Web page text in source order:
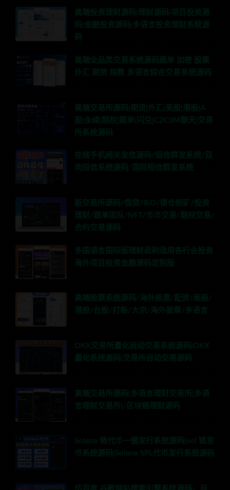
高端投资理财源码|理财源码|项目投资源
码|金融投资源码|多语言投资理财系统源
码
高端全品类交易系统源码跟单 加密 股票
外汇 期货 指数 多语言综合交易系统源码
高端交易所源码|期货|外汇|美股|港股|A
股|永续|期权|跟单|闪兑|C2C|IM聊天|交易
所系统源码
在线手机网关发信源码/短信群发系统/双
向短信系统源码/国际短信群发系统
新交易所源码/借贷/IEO/锁仓挖矿/投资
理财/跟单团队/NFT/币币交易/期权交易/
合约交易源码
多国语言国际版理财返利适用各行业投资
海外项目投资金融源码定制版
高端股票系统源码/海外股票/配资/美股/
港股/台股/打新/大宗/海外股票/多语言
OKX交易所量化自动交易系统源码|OKX
量化系统源码|交易所自动交易源码
高端交易所源码|多语言理财交易所|多语
言理财交易所|/区块链理财源码
Solana 链代币一键发行系统源码|sol 链发
币系统源码|Solana SPL代币发行系统源码